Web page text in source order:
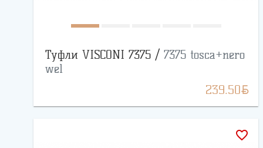
Туфли VISCONI 7375 / 7375 tosca+nero
wel
239.50BYN
favorite_border